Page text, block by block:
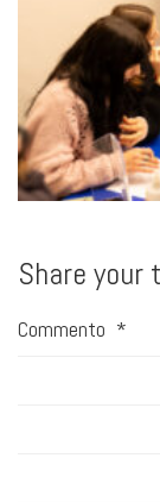
Share your
Commento *